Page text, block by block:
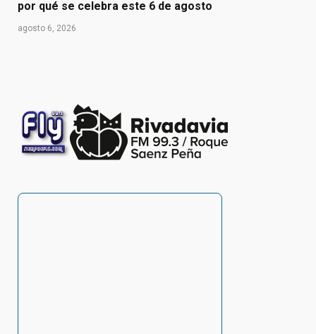
por qué se celebra este 6 de agosto
agosto 6, 2026